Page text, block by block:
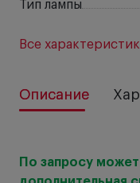
Тип лампы
Все
Описание
По запросу